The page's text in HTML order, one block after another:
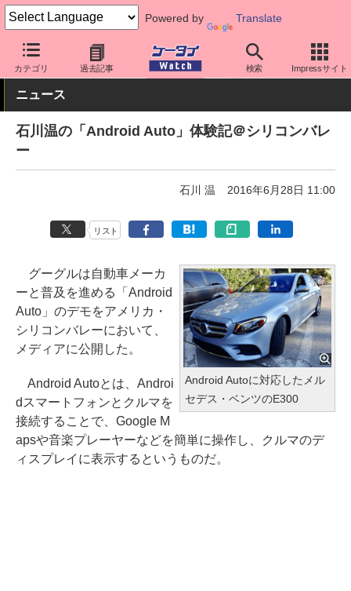
Powered by Translate
カテゴリ 過去記事 検索 Impressサイト
ケータイ Watch OS Android その他
ニュース
石川温の「Android Auto」体験記＠シリコンバレ
ー
石川 温 2016年6月28日 11:00
リスト
Android Autoに対応したメル
セデス・ベンツのE300
グーグルは自動車メーカ
ーと普及を進める「Android
Auto」のデモをアメリカ・
シリコンバレーにおいて、
メディアに公開した。
Android Autoとは、Androi
dスマートフォンとクルマを
接続することで、Google M
apsや音楽プレーヤーなどを簡単に操作し、クルマのデ
ィスプレイに表示するというものだ。